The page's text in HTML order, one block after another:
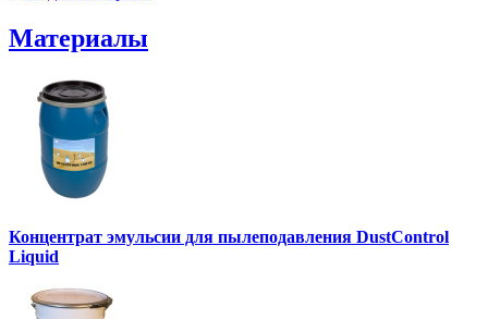
Материалы
Концентрат эмульсии для пылеподавления DustControl
Liquid